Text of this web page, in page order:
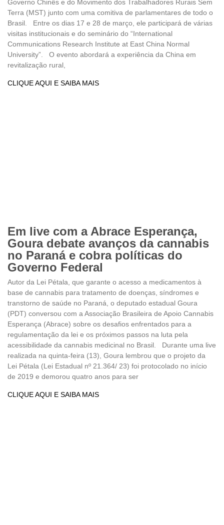
Governo Chinês e do Movimento dos Trabalhadores Rurais Sem
Terra (MST) junto com uma comitiva de parlamentares de todo o
Brasil. Entre os dias 17 e 28 de março, ele participará de várias
visitas institucionais e do seminário do “International
Communications Research Institute at East China Normal
University”. O evento abordará a experiência da China em
revitalização rural,
CLIQUE AQUI E SAIBA MAIS
Em live com a Abrace Esperança,
Goura debate avanços da cannabis
no Paraná e cobra políticas do
Governo Federal
Autor da Lei Pétala, que garante o acesso a medicamentos à
base de cannabis para tratamento de doenças, síndromes e
transtorno de saúde no Paraná, o deputado estadual Goura
(PDT) conversou com a Associação Brasileira de Apoio Cannabis
Esperança (Abrace) sobre os desafios enfrentados para a
regulamentação da lei e os próximos passos na luta pela
acessibilidade da cannabis medicinal no Brasil. Durante uma live
realizada na quinta-feira (13), Goura lembrou que o projeto da
Lei Pétala (Lei Estadual nº 21.364/ 23) foi protocolado no início
de 2019 e demorou quatro anos para ser
CLIQUE AQUI E SAIBA MAIS